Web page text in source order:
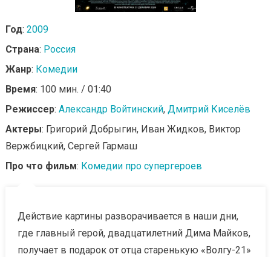
Год: 2009
Страна: Россия
Жанр: Комедии
Время: 100 мин. / 01:40
Режиссер: Александр Войтинский, Дмитрий Киселёв
Актеры: Григорий Добрыгин, Иван Жидков, Виктор
Вержбицкий, Сергей Гармаш
Про что фильм: Комедии про супергероев
Действие картины разворачивается в наши дни,
где главный герой, двадцатилетний Дима Майков,
получает в подарок от отца старенькую «Волгу-21»